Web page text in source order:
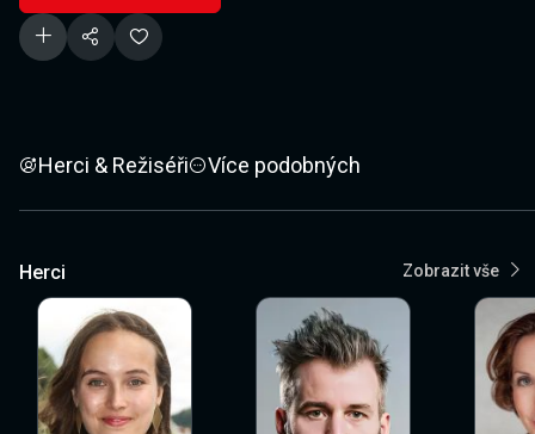
Herci & Režiséři Více podobných
Herci Zobrazit vše